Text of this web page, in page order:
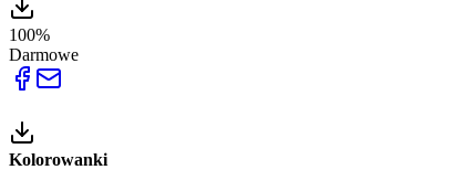
100%
Darmowe
Kolorowanki